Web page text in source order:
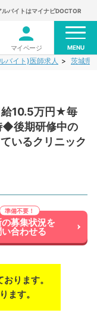
バイトはマイナビDOCTOR
マイページ MENU
バイト)医師求人 茨城県
給10.5万円★毎
後期研修中の
いるクリニック
募集状況を
い合わせる
ります。
ます。